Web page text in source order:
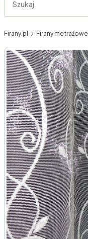
Firany.pl Firany metrażowe